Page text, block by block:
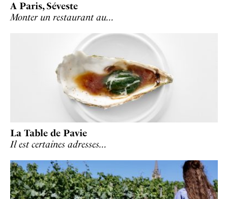
A Paris, Séveste
Monter un restaurant au…
La Table de Pavie
Il est certaines adresses…